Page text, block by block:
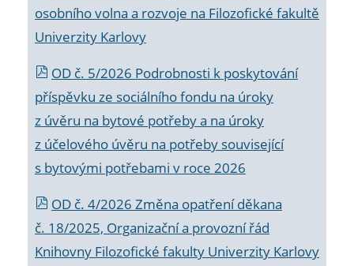
osobního volna a rozvoje na Filozofické fakultě
Univerzity Karlovy
OD č. 5/2026 Podrobnosti k poskytování
příspěvku ze sociálního fondu na úroky
z úvěru na bytové potřeby a na úroky
z účelového úvěru na potřeby související
s bytovými potřebami v roce 2026
OD č. 4/2026 Změna opatření děkana
č. 18/2025, Organizační a provozní řád
Knihovny Filozofické fakulty Univerzity Karlovy